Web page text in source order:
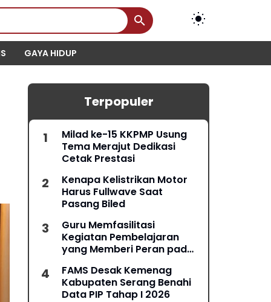
GAYA HIDUP
Terpopuler
Milad ke-15 KKPMP Usung
Tema Merajut Dedikasi
Cetak Prestasi
Kenapa Kelistrikan Motor
Harus Fullwave Saat
Pasang Biled
Guru Memfasilitasi
Kegiatan Pembelajaran
yang Memberi Peran pada
FAMS Desak Kemenag
Kabupaten Serang Benahi
Data PIP Tahap I 2026